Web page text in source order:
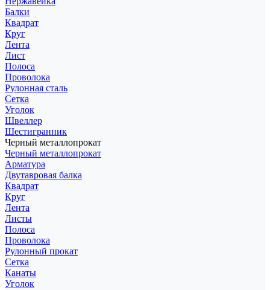
Балки
Квадрат
Круг
Лента
Лист
Полоса
Проволока
Рулонная сталь
Сетка
Уголок
Швеллер
Шестигранник
Черный металлопрокат
Черный металлопрокат
Арматура
Двутавровая балка
Квадрат
Круг
Лента
Листы
Полоса
Проволока
Рулонный прокат
Сетка
Канаты
Уголок